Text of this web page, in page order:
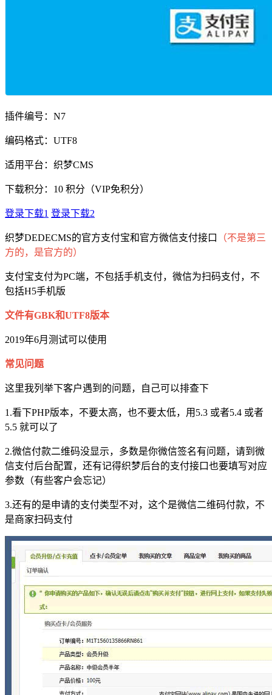
插件编号：N7
编码格式：UTF8
适用平台：织梦CMS
下载积分： 10 积分（VIP免积分）
登录下载1 登录下载2
织梦DEDECMS的官方支付宝和官方微信支付接口
（不是第三
方的，是官方的）
支付宝支付为PC端，不包括手机支付，微信为扫码支付，不
包括H5手机版
文件有GBK和UTF8版本
2019年6月测试可以使用
常见问题
这里我列举下客户遇到的问题，自己可以排查下
1.看下PHP版本，不要太高，也不要太低，用5.3 或者5.4 或者
5.5 就可以了
2.微信付款二维码没显示，多数是你微信签名有问题，请到微
信支付后台配置，还有记得织梦后台的支付接口也要填写对应
参数（有些客户会忘记）
3.还有的是申请的支付类型不对，这个是微信二维码付款，不
是商家扫码支付